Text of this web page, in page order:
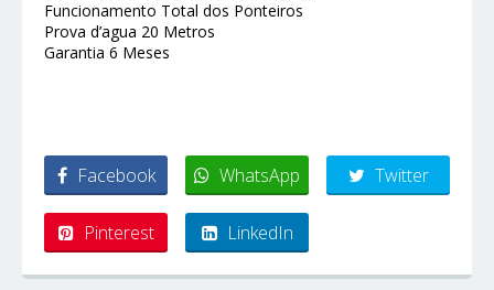
Funcionamento Total dos Ponteiros
Prova d’agua 20 Metros
Garantia 6 Meses
Facebook WhatsApp Twitter
Pinterest LinkedIn